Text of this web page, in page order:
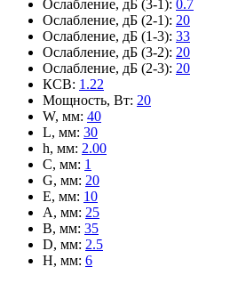
Ослабление, дБ (3-1): 0.7
Ослабление, дБ (2-1): 20
Ослабление, дБ (1-3): 33
Ослабление, дБ (3-2): 20
Ослабление, дБ (2-3): 20
КСВ: 1.22
Мощность, Вт: 20
W, мм: 40
L, мм: 30
h, мм: 2.00
C, мм: 1
G, мм: 20
E, мм: 10
A, мм: 25
B, мм: 35
D, мм: 2.5
H, мм: 6